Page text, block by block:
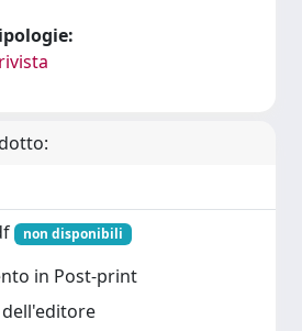
non disponibili
in Post-print